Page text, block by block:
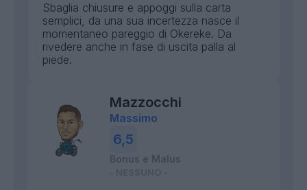
Sbaglia chiusure e appoggi sulla carta
semplici, da una sua incertezza nasce il
momentaneo pareggio di Okereke. Da
rivedere anche in fase di uscita palla al
piede.
Mazzocchi
Massimo
6,5
Bonus e Malus